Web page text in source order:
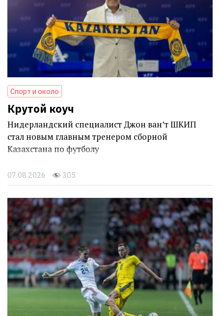
Спорт и около
Крутой коуч
Нидерландский специалист Джон ван’т ШКИП
стал новым главным тренером сборной
Казахстана по футболу
07.08.2026 305